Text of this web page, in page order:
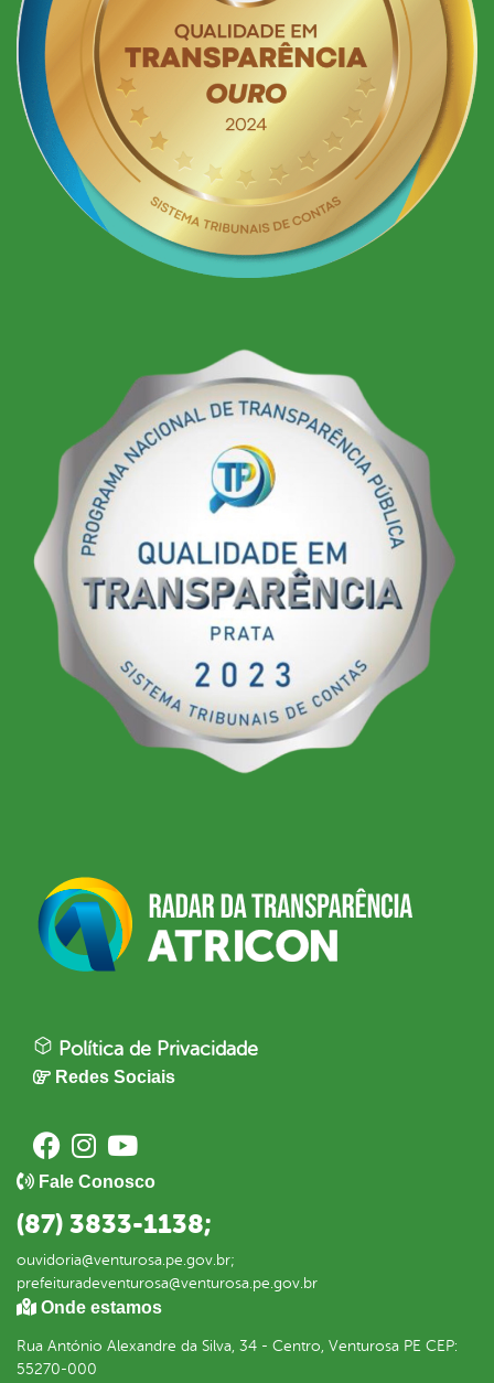
Política de Privacidade
Redes Sociais
Fale Conosco
(87) 3833-1138;
ouvidoria@venturosa.pe.gov.br;
prefeituradeventurosa@venturosa.pe.gov.br
Onde estamos
Rua António Alexandre da Silva, 34 - Centro, Venturosa PE CEP:
55270-000